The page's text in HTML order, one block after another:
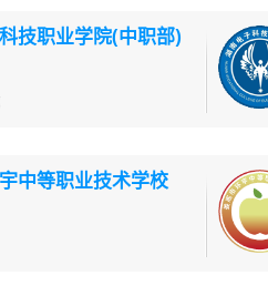
技职业学院(中职部)
中等职业技术学校